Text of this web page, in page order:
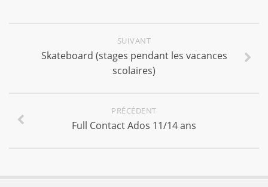
SUIVANT
Skateboard (stages pendant les vacances
scolaires)
PRÉCÉDENT
Full Contact Ados 11/14 ans